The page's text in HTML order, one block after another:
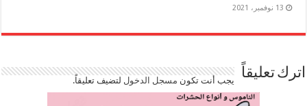
13 نوفمبر، 2021
اترك تعليقاً يجب أنت تكون مسجل الدخوللتضيف تعليقاً.